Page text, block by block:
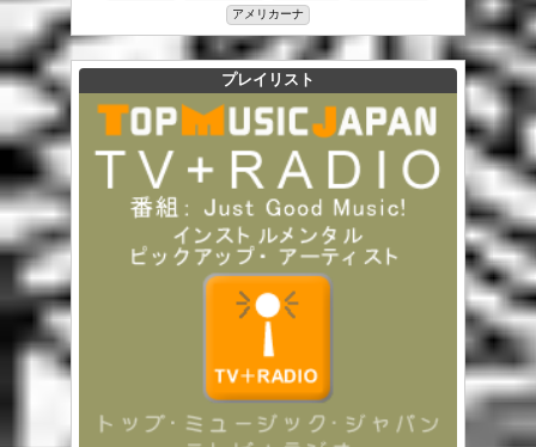
アメリカーナ
プレイリスト